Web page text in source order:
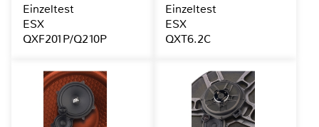
Einzeltest
ESX
QXF201P/Q210P
Einzeltest
ESX
QXT6.2C